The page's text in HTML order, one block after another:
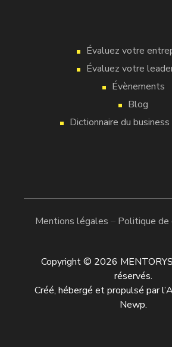
Évaluez votre
Évaluez votre
Évènements
Blog
Dictionnaire du business
Mentions légales Politique
Copyright © 2026
réservés.
Créé, hébergé et propulsé par l’
Newp.